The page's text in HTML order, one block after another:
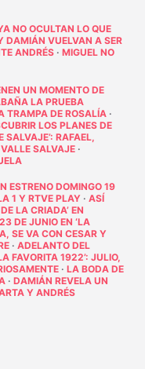
NO OCULTAN LO QUE
DAMIÁN VUELVAN A SER
ANDRÉS· MIGUEL NO
UN MOMENTO DE
LA PRUEBA
TRAMPA DE ROSALÍA·
LOS PLANES DE
SALVAJE’: RAFAEL,
SALVAJE·
ESTRENO DOMINGO 19
1 Y RTVE PLAY· ASÍ
LA CRIADA’ EN
DE JUNIO EN ‘LA
SE VA CON CESAR Y
· ADELANTO DEL
FAVORITA 1922’: JULIO,
· LA BODA DE
· DAMIÁN REVELA UN
Y ANDRÉS